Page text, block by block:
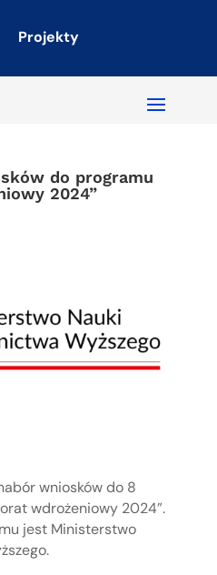
Projekty
do programu
2024”
wniosków do 8
wdrożeniowy 2024”.
jest Ministerstwo